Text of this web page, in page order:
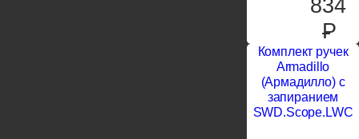
834
P
Комплект ручек
Armadillo
(Армадилло) с
запиранием
SWD.Scope.LWC